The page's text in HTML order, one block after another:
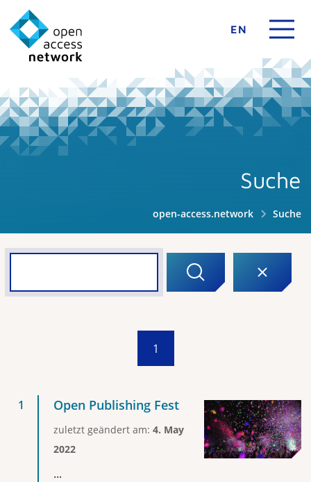
EN
Suche
open-access.network Suche
1
Open Publishing Fest
zuletzt geändert am: 4. May
2022
...